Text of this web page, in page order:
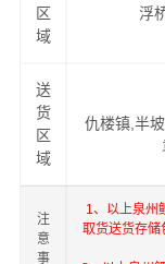
区
域
浮
送
货
区
域
仇楼镇,半
注
意
事
1、以上泉州
取货送货存储